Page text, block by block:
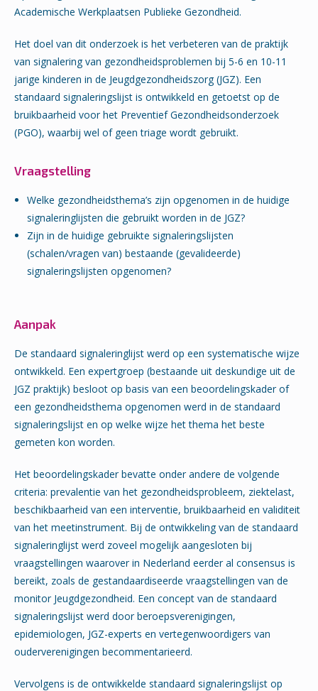
Academische Werkplaatsen Publieke Gezondheid.
Het doel van dit onderzoek is het verbeteren van de praktijk
van signalering van gezondheidsproblemen bij 5-6 en 10-11
jarige kinderen in de Jeugdgezondheidszorg (JGZ). Een
standaard signaleringslijst is ontwikkeld en getoetst op de
bruikbaarheid voor het Preventief Gezondheidsonderzoek
(PGO), waarbij wel of geen triage wordt gebruikt.
Vraagstelling
Welke gezondheidsthema’s zijn opgenomen in de huidige
signaleringlijsten die gebruikt worden in de JGZ?
Zijn in de huidige gebruikte signaleringslijsten
(schalen/vragen van) bestaande (gevalideerde)
signaleringslijsten opgenomen?
Aanpak
De standaard signaleringlijst werd op een systematische wijze
ontwikkeld. Een expertgroep (bestaande uit deskundige uit de
JGZ praktijk) besloot op basis van een beoordelingskader of
een gezondheidsthema opgenomen werd in de standaard
signaleringslijst en op welke wijze het thema het beste
gemeten kon worden.
Het beoordelingskader bevatte onder andere de volgende
criteria: prevalentie van het gezondheidsprobleem, ziektelast,
beschikbaarheid van een interventie, bruikbaarheid en validiteit
van het meetinstrument. Bij de ontwikkeling van de standaard
signaleringlijst werd zoveel mogelijk aangesloten bij
vraagstellingen waarover in Nederland eerder al consensus is
bereikt, zoals de gestandaardiseerde vraagstellingen van de
monitor Jeugdgezondheid. Een concept van de standaard
signaleringslijst werd door beroepsverenigingen,
epidemiologen, JGZ-experts en vertegenwoordigers van
ouderverenigingen becommentarieerd.
Vervolgens is de ontwikkelde standaard signaleringslijst op